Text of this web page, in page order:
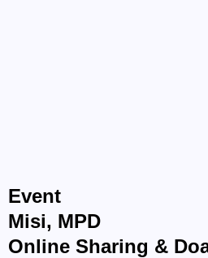
Event
Misi, MPD
Online Sharing &